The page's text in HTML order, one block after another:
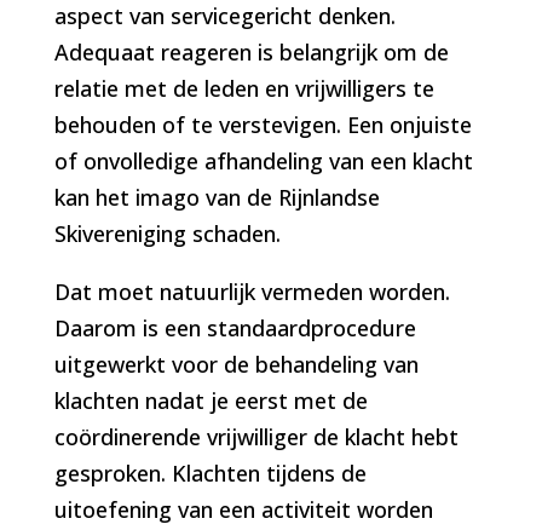
aspect van servicegericht denken.
Adequaat reageren is belangrijk om de
relatie met de leden en vrijwilligers te
behouden of te verstevigen. Een onjuiste
of onvolledige afhandeling van een klacht
kan het imago van de Rijnlandse
Skivereniging schaden.
Dat moet natuurlijk vermeden worden.
Daarom is een standaardprocedure
uitgewerkt voor de behandeling van
klachten nadat je eerst met de
coördinerende vrijwilliger de klacht hebt
gesproken. Klachten tijdens de
uitoefening van een activiteit worden